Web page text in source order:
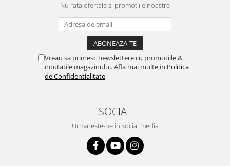
Nu rata ofertele si promotiile noastre
Vreau sa primesc newslettere cu promotiile &
noutatile magazinului. Afla mai multe in Politica
de Confidentialitate
SOCIAL
Urmareste-ne in social media